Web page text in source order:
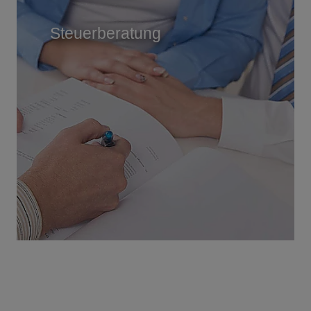
Steuerberatung
Mehr erfahren